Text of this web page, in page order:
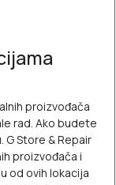
proizvođača
rad. Ako budete
Store & Repair
proizvođača i
od ovih lokacija